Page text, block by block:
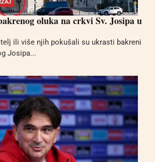
oluka na crkvi Sv. Josipa u
ili više njih pokušali su ukrasti bakreni
Josipa...